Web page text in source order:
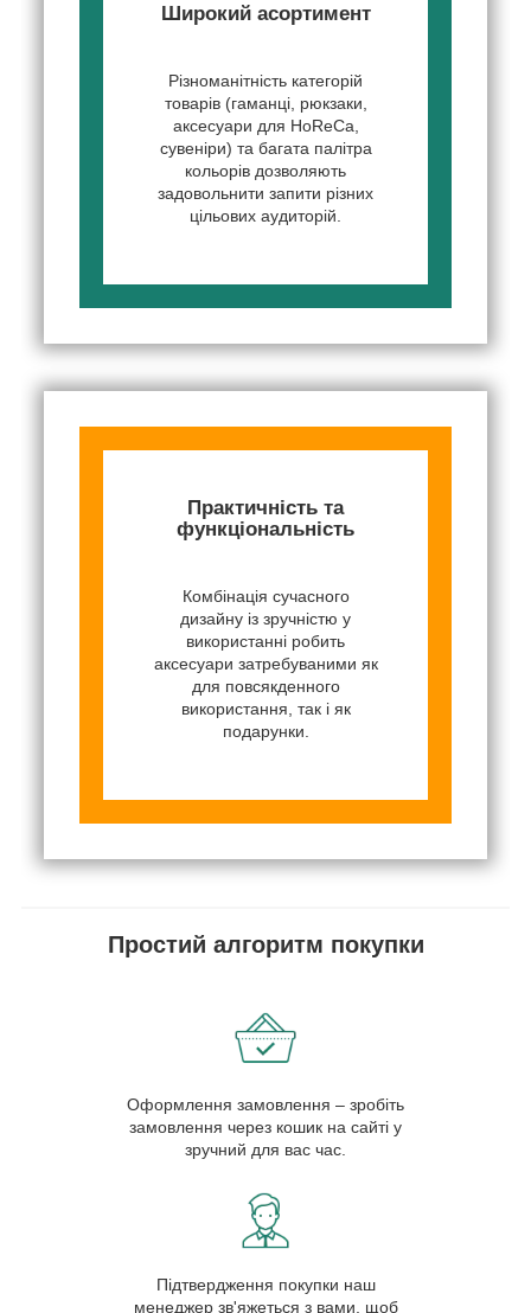
Широкий асортимент
Різноманітність категорій
товарів (гаманці, рюкзаки,
аксесуари для HoReCa,
сувеніри) та багата палітра
кольорів дозволяють
задовольнити запити різних
цільових аудиторій.
Практичність та
функціональність
Комбінація сучасного
дизайну із зручністю у
використанні робить
аксесуари затребуваними як
для повсякденного
використання, так і як
подарунки.
Простий алгоритм покупки
Оформлення замовлення – зробіть
замовлення через кошик на сайті у
зручний для вас час.
Підтвердження покупки наш
менеджер зв'яжеться з вами, щоб